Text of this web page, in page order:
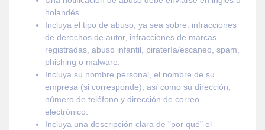
holandés.
Incluya el tipo de abuso, ya sea sobre: ​​infracciones
de derechos de autor, infracciones de marcas
registradas, abuso infantil, piratería/escaneo, spam,
phishing o malware.
Incluya su nombre personal, el nombre de su
empresa (si corresponde), así como su dirección,
número de teléfono y dirección de correo
electrónico.
Incluya una descripción clara de "por qué" el